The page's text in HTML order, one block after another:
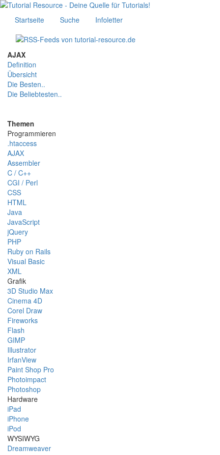
Startseite Suche Infoletter
AJAX
Definition
Übersicht
Die Besten..
Die Beliebtesten..
Themen
Programmieren
.htaccess
AJAX
Assembler
C / C++
CGI / Perl
CSS
HTML
Java
JavaScript
jQuery
PHP
Ruby on Rails
Visual Basic
XML
Grafik
3D Studio Max
Cinema 4D
Corel Draw
Fireworks
Flash
GIMP
Illustrator
IrfanView
Paint Shop Pro
Photoimpact
Photoshop
Hardware
iPad
iPhone
iPod
WYSIWYG
Dreamweaver